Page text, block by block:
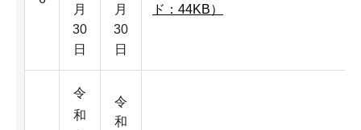
月
30
日
月
30
日
ド：44KB）
令
和
令
和